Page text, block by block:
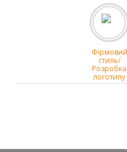
Фірмовий
стиль/
Розробка
логотипу